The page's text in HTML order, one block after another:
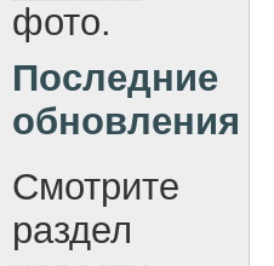
фото.
Последние
обновления
Смотрите
раздел